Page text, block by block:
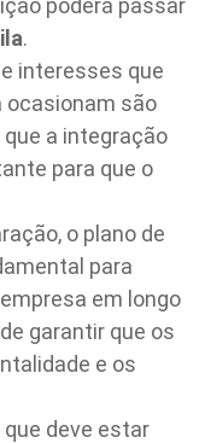
poderá passar
.
interesses que
são
a integração
para que o
o plano de
para
em longo
garantir que os
e os
deve estar